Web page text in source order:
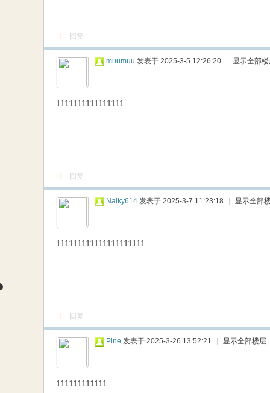
回复
muumuu 发表于 2025-3-5 12:26:20 显示全部
1111111111111111
回复
Naiky614 发表于 2025-3-7 11:23:18 显示全部
111111111111111111111
回复
Pine 发表于 2025-3-26 13:52:21 显示全部楼层
111111111111